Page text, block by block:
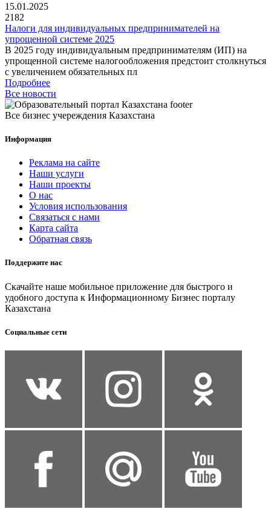
15.01.2025
2182
Налоги для индивидуальных предпринимателей на
упрощенной системе 2025
В 2025 году индивидуальным предпринимателям (ИП) на
упрощенной системе налогообложения предстоит столкнуться
с увеличением обязательных пл
Подробнее
Все новости
Все бизнес учереждения Казахстана
Информация
Реклама на сайте
Наши услуги
Наши проекты
О нас
Условия использования
Связаться с нами
Карта сайта
Обратная связь
Поддержите нас
Скачайте наше мобильное приложение для быстрого и
удобного доступа к Информационному Бизнес порталу
Казахстана
Социальные сети